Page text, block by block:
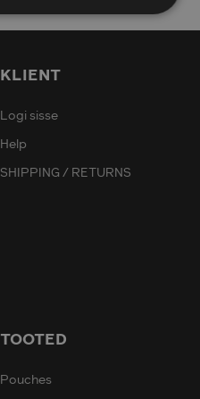
KLIENT
Logi sisse
Help
SHIPPING / RETURNS
TOOTED
Pouches